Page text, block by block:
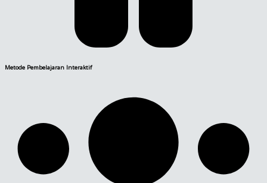
Metode Pembelajaran Interaktif